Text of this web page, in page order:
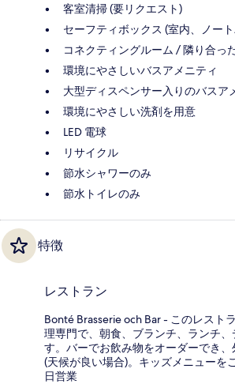
客室清掃 (要リクエスト)
セーフティボックス (室内、ノー
コネクティングルーム / 隣り合っ
環境にやさしいバスアメニティ
大型ディスペンサー入りのバスア
環境にやさしい洗剤を用意
LED 電球
リサイクル
節水シャワーのみ
節水トイレのみ
特徴
レストラン
Bonté Brasserie och Bar - このレスト
理専門で、朝食、ブランチ、ランチ
す。バーでお飲み物をオーダーでき
(天候が良い場合)。キッズメニューを
日営業